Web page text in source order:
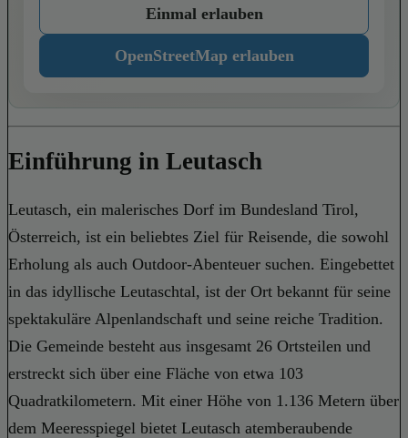
Einmal erlauben
OpenStreetMap erlauben
Einführung in Leutasch
Leutasch, ein malerisches Dorf im Bundesland Tirol,
Österreich, ist ein beliebtes Ziel für Reisende, die sowohl
Erholung als auch Outdoor-Abenteuer suchen. Eingebettet
in das idyllische Leutaschtal, ist der Ort bekannt für seine
spektakuläre Alpenlandschaft und seine reiche Tradition.
Die Gemeinde besteht aus insgesamt 26 Ortsteilen und
erstreckt sich über eine Fläche von etwa 103
Quadratkilometern. Mit einer Höhe von 1.136 Metern über
dem Meeresspiegel bietet Leutasch atemberaubende